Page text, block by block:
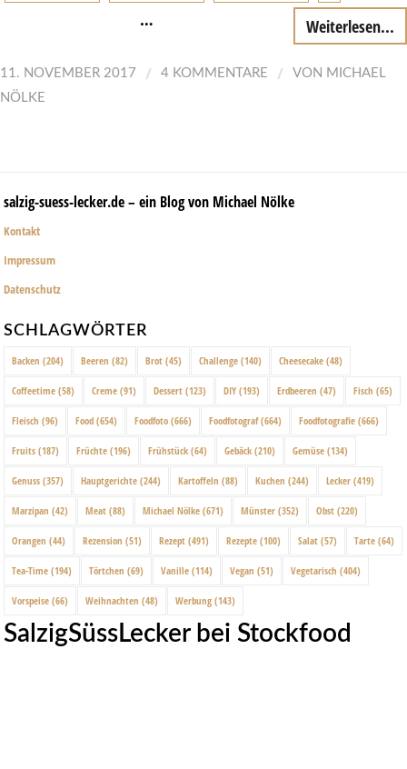
… Weiterlesen...
11. NOVEMBER 2017 / 4 KOMMENTARE / VON MICHAEL
NÖLKE
salzig-suess-lecker.de – ein Blog von Michael Nölke
Kontakt
Impressum
Datenschutz
SCHLAGWÖRTER
Backen (204) Beeren (82) Brot (45) Challenge (140) Cheesecake (48)
Coffeetime (58) Creme (91) Dessert (123) DIY (193) Erdbeeren (47) Fisch (65)
Fleisch (96) Food (654) Foodfoto (666) Foodfotograf(664) Foodfotografie (666)
Fruits (187) Früchte (196) Frühstück (64) Gebäck (210) Gemüse (134)
Genuss (357) Hauptgerichte (244) Kartoffeln (88) Kuchen (244) Lecker (419)
Marzipan (42) Meat (88) Michael Nölke (671) Münster (352) Obst (220)
Orangen (44) Rezension (51) Rezept (491) Rezepte (100) Salat (57) Tarte (64)
Tea-Time (194) Törtchen (69) Vanille (114) Vegan (51) Vegetarisch (404)
Vorspeise (66) Weihnachten (48) Werbung (143)
SalzigSüssLecker bei Stockfood